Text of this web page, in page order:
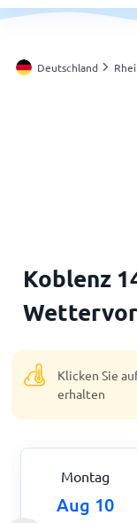
Schweiz
Österreich
Deutschland
Koblenz
Klicken Sie
erhalten
Montag
Aug 10